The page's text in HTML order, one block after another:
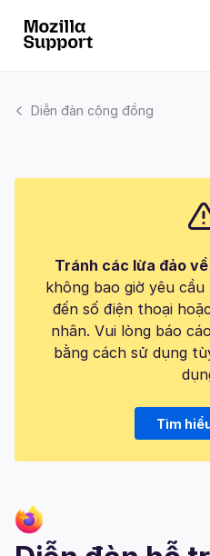
Diễn đàn cộng đồng
Tránh các lừa đảo
không bao giờ yêu
đến số điện thoại
nhân. Vui lòng báo
bằng cách sử dụng
Tìm